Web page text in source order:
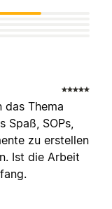
das Thema
Spaß, SOPs,
zu erstellen
Ist die Arbeit